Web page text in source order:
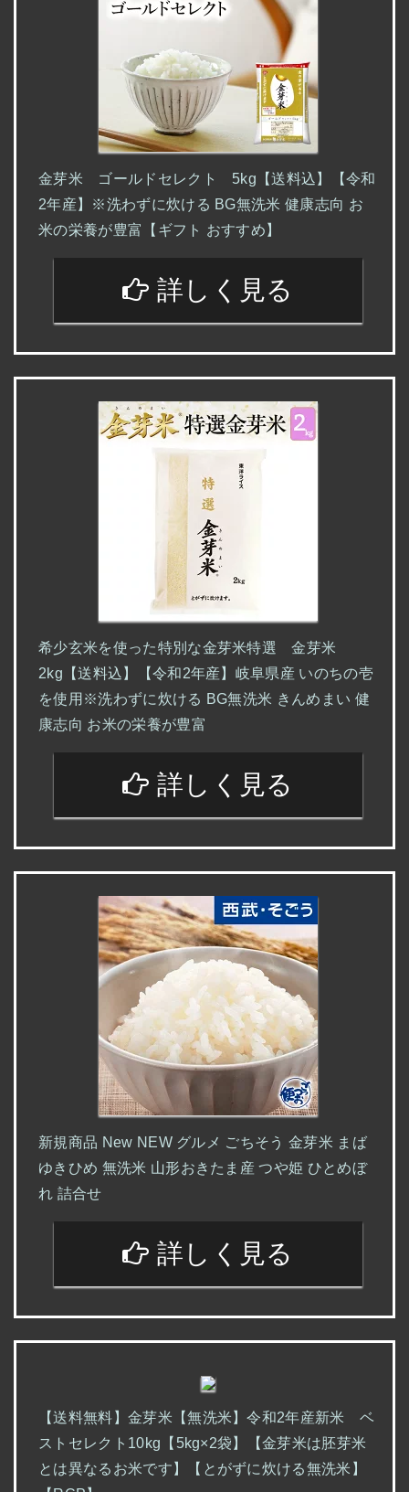
金芽米 ゴールドセレクト 5kg【送料込】【令和
2年産】※洗わずに炊ける BG無洗米 健康志向 お
米の栄養が豊富【ギフト おすすめ】
詳しく見る
希少玄米を使った特別な金芽米特選 金芽米
2kg【送料込】【令和2年産】岐阜県産 いのちの壱
を使用※洗わずに炊ける BG無洗米 きんめまい 健
康志向 お米の栄養が豊富
詳しく見る
新規商品 New NEW グルメ ごちそう 金芽米 まば
ゆきひめ 無洗米 山形おきたま産 つや姫 ひとめぼ
れ 詰合せ
詳しく見る
【送料無料】金芽米【無洗米】令和2年産新米 ベ
ストセレクト10kg【5kg×2袋】【金芽米は胚芽米
とは異なるお米です】【とがずに炊ける無洗米】